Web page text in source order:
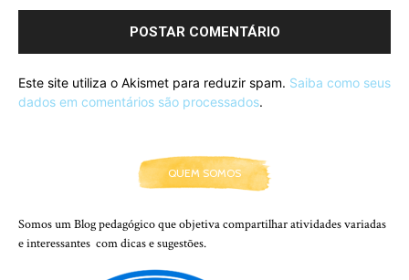
Este site utiliza o Akismet para reduzir spam. Saiba como seus
dados em comentários são processados.
QUEM SOMOS
Somos um Blog pedagógico que objetiva compartilhar atividades variadas
e interessantes com dicas e sugestões.